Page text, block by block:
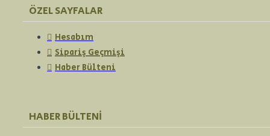
ÖZEL SAYFALAR
Hesabım
Sipariş Geçmişi
Haber Bülteni
HABER BÜLTENI